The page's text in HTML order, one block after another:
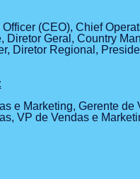
(CEO), Chief
Diretor Geral, Country
Diretor Regional,
e Marketing, Gerente de
VP de Vendas e